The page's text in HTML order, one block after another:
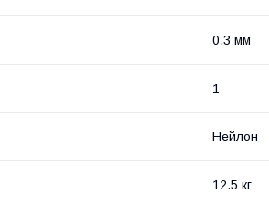
0.3 мм
1
Нейлон
12.5 кг